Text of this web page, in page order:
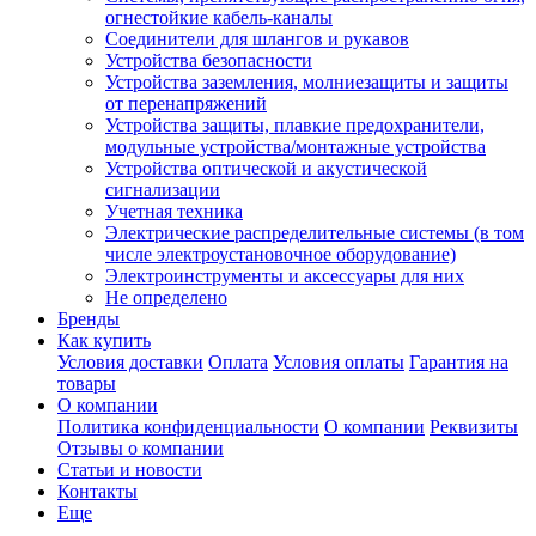
огнестойкие кабель-каналы
Соединители для шлангов и рукавов
Устройства безопасности
Устройства заземления, молниезащиты и защиты
от перенапряжений
Устройства защиты, плавкие предохранители,
модульные устройства/монтажные устройства
Устройства оптической и акустической
сигнализации
Учетная техника
Электрические распределительные системы (в том
числе электроустановочное оборудование)
Электроинструменты и аксессуары для них
Не определено
Бренды
Как купить
Условия доставки Оплата Условия оплаты Гарантия на
товары
О компании
Политика конфиденциальности О компании Реквизиты
Отзывы о компании
Статьи и новости
Контакты
Еще